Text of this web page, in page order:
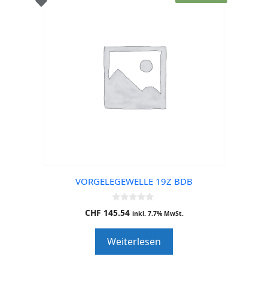
VORGELEGEWELLE 19Z BDB
0
o
o
f
5
CHF 145.54 inkl. 7.7% MwSt.
Weiterlesen